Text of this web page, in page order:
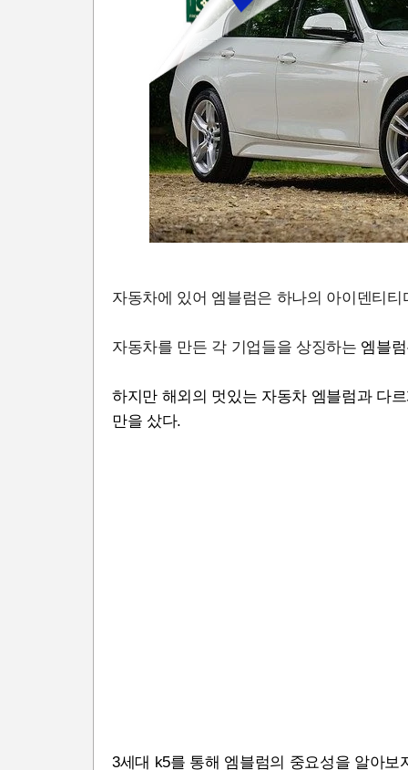
자동차에 있어 엠블럼은 하나의 아이덴티티
자동차를 만든 각 기업들을 상징하는 엠블
하지만 해외의 멋있는 자동차 엠블럼과 다
만을 샀다.
3세대 k5를 통해 엠블럼의 중요성을 알아보